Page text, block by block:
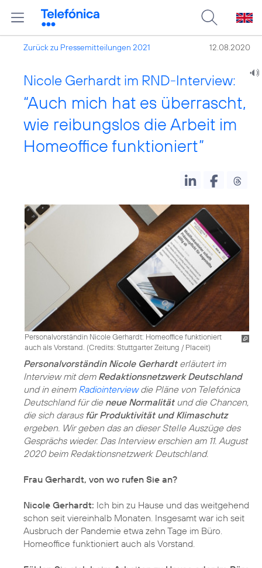
Zurück zu Pressemitteilungen 2021 12.08.2020
Nicole Gerhardt im RND-Interview:
“Auch mich hat es überrascht,
wie reibungslos die Arbeit im
Homeoffice funktioniert”
Personalvorständin Nicole Gerhardt: Homeoffice funktioniert
auch als Vorstand. (Credits: Stuttgarter Zeitung / Placeit)
Personalvorständin Nicole Gerhardterläutert im
Interview mit dem Redaktionsnetzwerk Deutschland
und in einem Radiointerviewdie Pläne von Telefónica
Deutschland für die neue Normalitätund die Chancen,
die sich daraus für Produktivität und Klimaschutz
ergeben. Wir geben das an dieser Stelle Auszüge des
Gesprächs wieder. Das Interview erschien am 11. August
2020 beim Redaktionsnetzwerk Deutschland.
Frau Gerhardt, von wo rufen Sie an?
Nicole Gerhardt: Ich bin zu Hause und das weitgehend
schon seit viereinhalb Monaten. Insgesamt war ich seit
Ausbruch der Pandemie etwa zehn Tage im Büro.
Homeoffice funktioniert auch als Vorstand.